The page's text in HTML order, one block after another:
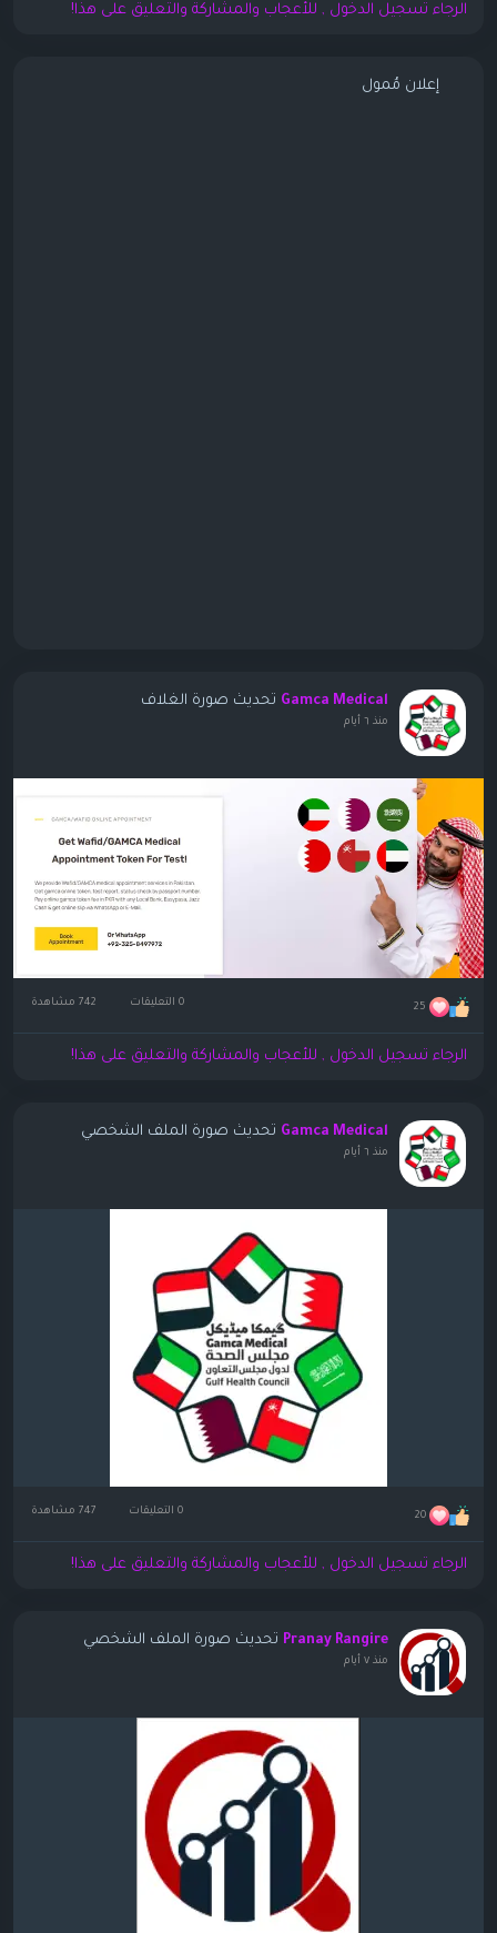
الرجاء تسجيل الدخول , للأعجاب والمشاركة والتعليق على هذا!
إعلان مُمول
Gamca Medical تحديث صورة الغلاف
منذ ٦ أيام
25 0 التعليقات
الرجاء تسجيل الدخول , للأعجاب والمشاركة والتعليق على هذا!
Gamca Medical تحديث صورة الملف الشخصي
منذ ٦ أيام
20 0 التعليقات
الرجاء تسجيل الدخول , للأعجاب والمشاركة والتعليق على هذا!
Pranay Rangire تحديث صورة الملف الشخصي
منذ ٧ أيام